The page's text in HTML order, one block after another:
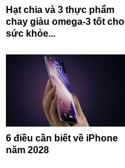
Hạt chia và 3 thực phẩm
chay giàu omega-3 tốt cho
sức khỏe...
6 điều cần biết về iPhone
năm 2028